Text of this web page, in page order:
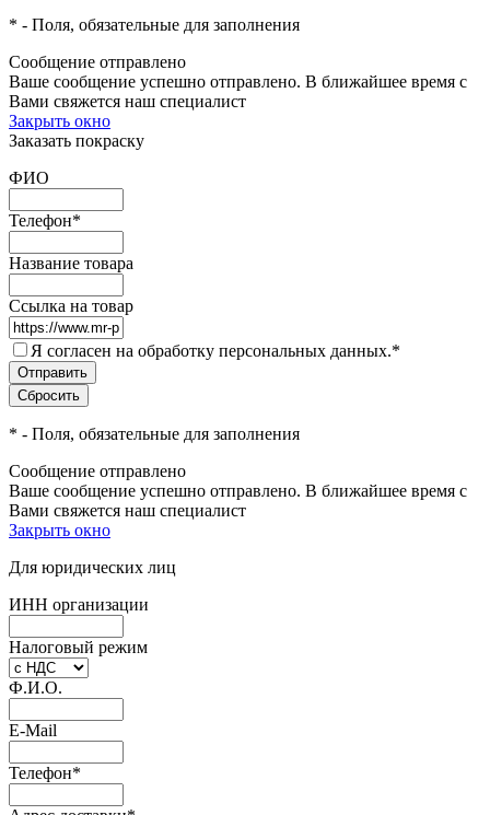
* - Поля, обязательные для заполнения
Сообщение отправлено
Ваше сообщение успешно отправлено. В ближайшее время с
Вами свяжется наш специалист
Закрыть окно
Заказать покраску
ФИО
Телефон*
Название товара
Ссылка на товар
Я согласен на обработку персональных данных.*
* - Поля, обязательные для заполнения
Сообщение отправлено
Ваше сообщение успешно отправлено. В ближайшее время с
Вами свяжется наш специалист
Закрыть окно
Для юридических лиц
ИНН организации
Налоговый режим
Ф.И.О.
E-Mail
Телефон*